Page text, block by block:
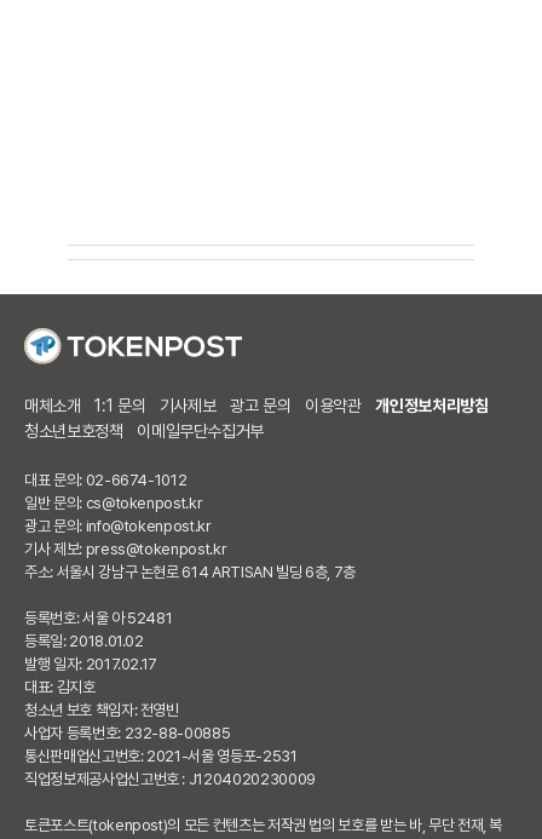
매체소개 1:1 문의 기사제보 광고 문의 이용약관
개인정보처리방침
청소년보호정책
이메일무단수집거부
대표 문의: 02-6674-1012
일반 문의: cs@tokenpost.kr
광고 문의: info@tokenpost.kr
기사 제보: press@tokenpost.kr
주소: 서울시 강남구 논현로 614 ARTISAN 빌딩 6층, 7층
등록번호: 서울 아 52481
등록일: 2018.01.02
발행 일자: 2017.02.17
대표: 김지호
청소년 보호 책임자: 전영빈
사업자 등록번호: 232-88-00885
통신판매업신고번호: 2021-서울 영등포-2531
직업정보제공사업신고번호 : J1204020230009
토큰포스트(tokenpost)의 모든 컨텐츠는 저작권 법의 보호를 받는 바, 무단 전재, 복